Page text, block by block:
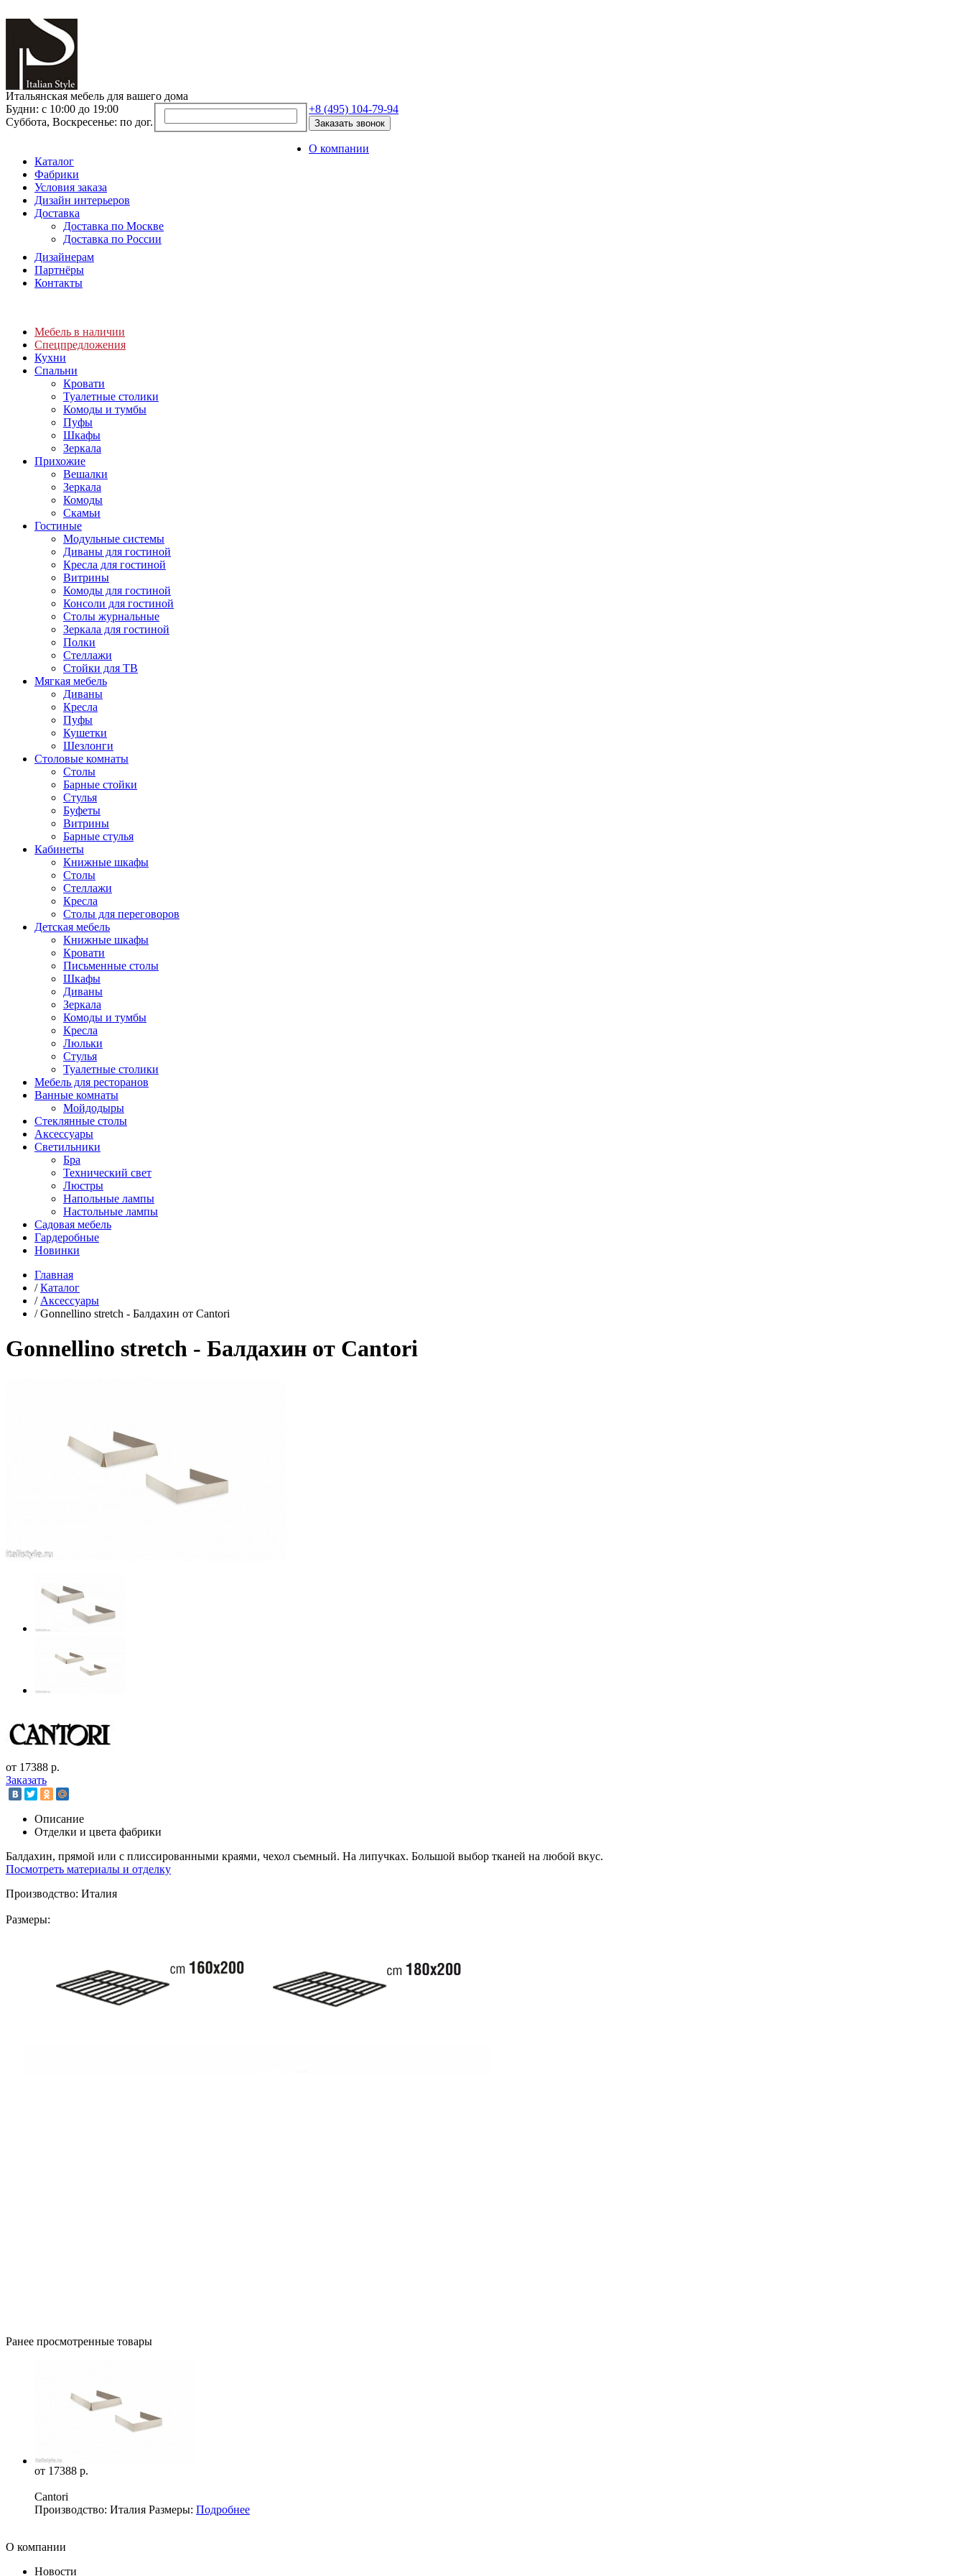
Итальянская мебель для вашего дома
Будни: с 10:00 до 19:00
Суббота, Воскресенье: по дог.
+8 (495) 104-79-94
Заказать звонок
О компании
Каталог
Фабрики
Условия заказа
Дизайн интерьеров
Доставка
Доставка по Москве
Доставка по России
Дизайнерам
Партнёры
Контакты
Мебель в наличии
Спецпредложения
Кухни
Спальни
Кровати
Туалетные столики
Комоды и тумбы
Пуфы
Шкафы
Зеркала
Прихожие
Вешалки
Зеркала
Комоды
Скамьи
Гостиные
Модульные системы
Диваны для гостиной
Кресла для гостиной
Витрины
Комоды для гостиной
Консоли для гостиной
Столы журнальные
Зеркала для гостиной
Полки
Стеллажи
Стойки для ТВ
Мягкая мебель
Диваны
Кресла
Пуфы
Кушетки
Шезлонги
Столовые комнаты
Столы
Барные стойки
Стулья
Буфеты
Витрины
Барные стулья
Кабинеты
Книжные шкафы
Cтолы
Стеллажи
Кресла
Столы для переговоров
Детская мебель
Книжные шкафы
Кровати
Письменные столы
Шкафы
Диваны
Зеркала
Комоды и тумбы
Кресла
Люльки
Стулья
Туалетные столики
Мебель для ресторанов
Ванные комнаты
Мойдодыры
Стеклянные столы
Аксессуары
Светильники
Бра
Технический свет
Люстры
Напольные лампы
Настольные лампы
Садовая мебель
Гардеробные
Новинки
Главная
/Каталог
/ Аксессуары
/Gonnellino stretch - Балдахин от Cantori
Gonnellino stretch - Балдахин от Cantori
от 17388 р.
Заказать
Описание
Отделки и цвета фабрики
Балдахин, прямой или с плиссированными краями, чехол съемный. На липучках. Большой выбор тканей на любой вкус.
Посмотреть материалы и отделку
Производство: Италия
Размеры:
Ранее просмотренные товары
от 17388 р.
Cantori
Производство: Италия Размеры: Подробнее
О компании
Новости